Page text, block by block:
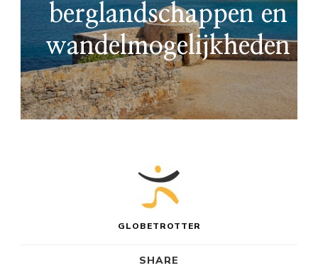
berglandschappen en
wandelmogelijkheden
GLOBETROTTER
SHARE